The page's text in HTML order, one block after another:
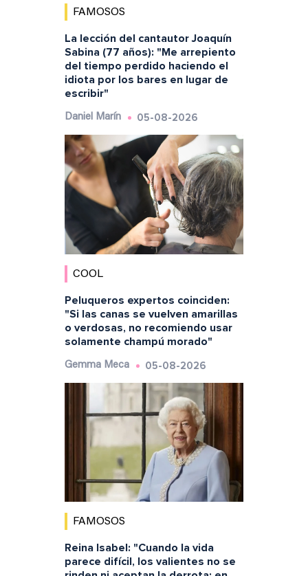
FAMOSOS
La lección del cantautor Joaquín
Sabina (77 años): "Me arrepiento
del tiempo perdido haciendo el
idiota por los bares en lugar de
escribir"
Daniel Marín 05-08-2026
COOL
Peluqueros expertos coinciden:
"Si las canas se vuelven amarillas
o verdosas, no recomiendo usar
solamente champú morado"
Gemma Meca 05-08-2026
FAMOSOS
Reina Isabel: "Cuando la vida
parece difícil, los valientes no se